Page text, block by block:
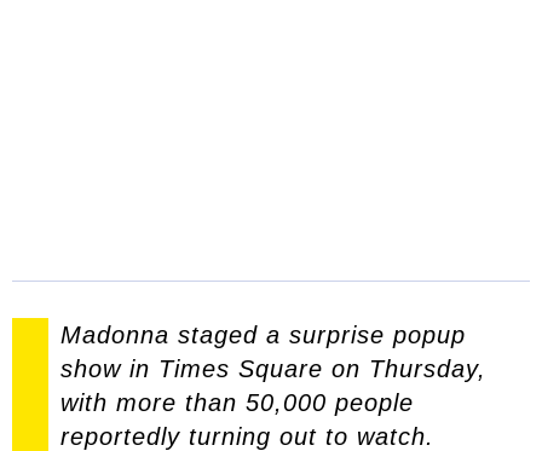
Madonna staged a surprise popup
show in Times Square on Thursday,
with more than 50,000 people
reportedly turning out to watch.